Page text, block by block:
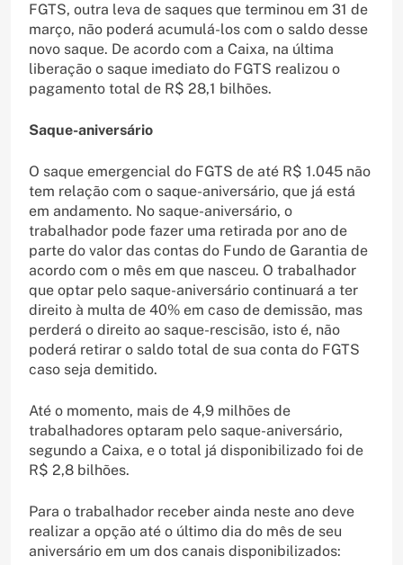
FGTS, outra leva de saques que terminou em 31 de
março, não poderá acumulá-los com o saldo desse
novo saque. De acordo com a Caixa, na última
liberação o saque imediato do FGTS realizou o
pagamento total de R$ 28,1 bilhões.
Saque-aniversário
O saque emergencial do FGTS de até R$ 1.045 não
tem relação com o saque-aniversário, que já está
em andamento. No saque-aniversário, o
trabalhador pode fazer uma retirada por ano de
parte do valor das contas do Fundo de Garantia de
acordo com o mês em que nasceu. O trabalhador
que optar pelo saque-aniversário continuará a ter
direito à multa de 40% em caso de demissão, mas
perderá o direito ao saque-rescisão, isto é, não
poderá retirar o saldo total de sua conta do FGTS
caso seja demitido.
Até o momento, mais de 4,9 milhões de
trabalhadores optaram pelo saque-aniversário,
segundo a Caixa, e o total já disponibilizado foi de
R$ 2,8 bilhões.
Para o trabalhador receber ainda neste ano deve
realizar a opção até o último dia do mês de seu
aniversário em um dos canais disponibilizados: